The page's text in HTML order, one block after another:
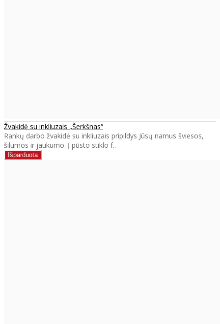
Žvakidė su inkliuzais „Šerkšnas“
Rankų darbo žvakidė su inkliuzais pripildys Jūsų namus šviesos,
šilumos ir jaukumo. Į pūsto stiklo f..